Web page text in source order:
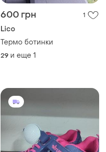
600 грн 1
Lico
Термо ботинки
29 и еще 1